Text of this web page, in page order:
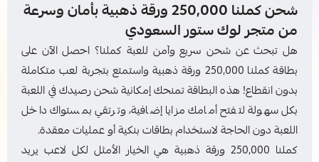
شحن كملنا 250,000 ورقة ذهبية بأمان وسرعة
من متجر لوك ستور السعودي
هل تبحث عن شحن سريع وآمن للعبة كملنا؟ احصل الآن على
بطاقة كملنا 250,000 ورقة ذهبية واستمتع بتجربة لعب متكاملة
بدون انقطاع! هذه البطاقة تمنحك إمكانية شحن رصيدك في اللعبة
بكل سهولة لتفتح أمامك مزايا إضافية، وترتقي بمستواك داخل
اللعبة دون الحاجة لاستخدام بطاقات بنكية أو عمليات معقدة.
كملنا 250,000 ورقة ذهبية هي الخيار الأمثل لكل لاعب يريد